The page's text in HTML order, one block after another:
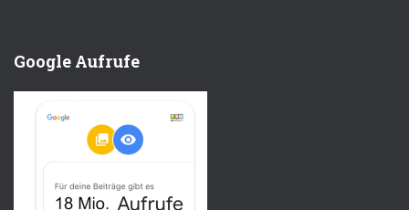
Google Aufrufe